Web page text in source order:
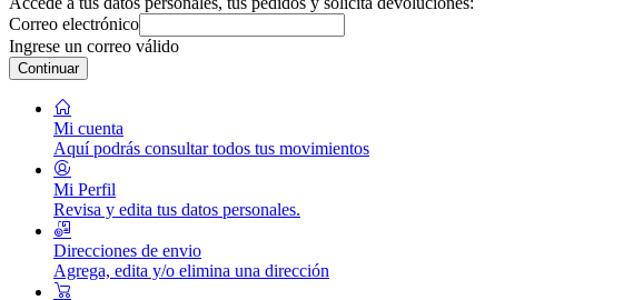
Correo electrónico
Ingrese un correo válido
Continuar
Mi cuenta
Aquí podrás consultar todos tus movimientos
Mi Perfil
Revisa y edita tus datos personales.
Direcciones de envio
Agrega, edita y/o elimina una dirección